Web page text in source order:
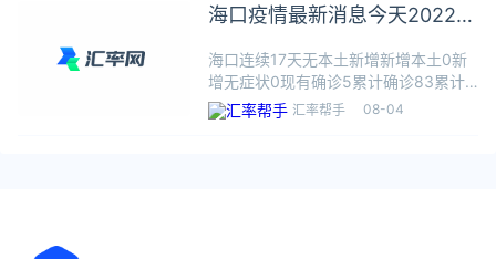
海口疫情最新消息今天2022年
海口连续17天无本土新增新增本土0新
增无症状0现有确诊5累计确诊83累计
治愈78累计死亡0新增数据统计周期为
昨日08.02 0-24时本地播报08月03
汇率帮手 08-04